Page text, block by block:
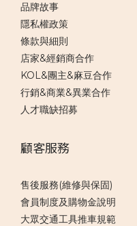
品牌故事
隱私權政策
條款與細則
店家&經銷商合作
KOL&團主&麻豆合作
行銷&商業&異業合作
人才職缺招募
顧客服務
售後服務(維修與保固)
會員制度及購物金說明
大眾交通工具推車規範